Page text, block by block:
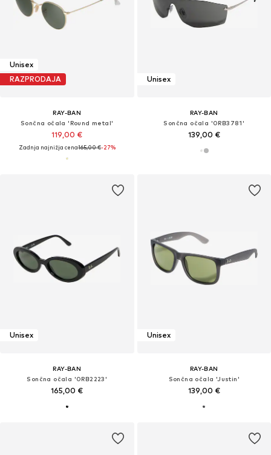
Unisex
RAZPRODAJA
RAY-BAN
Sončna očala 'Round metal'
119,00 €
Zadnja najnižja cena165,00 €-27%
Unisex
RAY-BAN
Sončna očala '0RB3781'
139,00 €
Unisex
RAY-BAN
Sončna očala '0RB2223'
165,00 €
Unisex
RAY-BAN
Sončna očala 'Justin'
139,00 €